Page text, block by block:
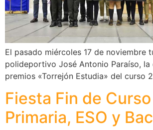
El pasado miércoles 17 de noviembre
polideportivo José Antonio Paraíso, la
premios «Torrejón Estudia» del curso
Fiesta Fin de
Primaria, ESO y